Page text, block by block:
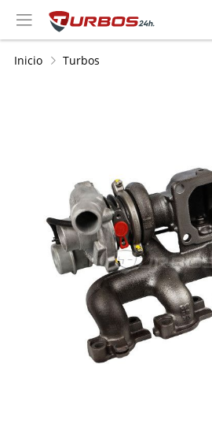
Inicio Turbos